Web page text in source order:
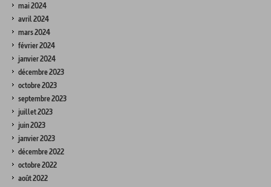
mai 2024
avril 2024
mars 2024
février 2024
janvier 2024
décembre 2023
octobre 2023
septembre 2023
juillet 2023
juin 2023
janvier 2023
décembre 2022
octobre 2022
août 2022